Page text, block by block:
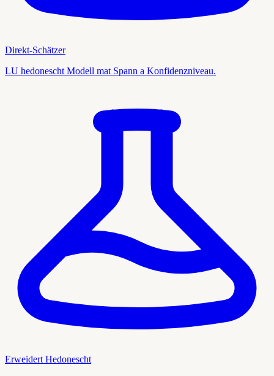
Direkt-Schätzer
LU hedonescht Modell mat Spann a Konfidenzniveau.
Erweidert Hedonescht